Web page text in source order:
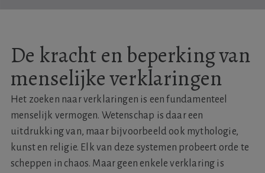
De kracht en beperking van
menselijke verklaringen
Het zoeken naar verklaringen is een fundamenteel
menselijk vermogen. Wetenschap is daar een
uitdrukking van, maar bijvoorbeeld ook mythologie,
kunst en religie. Elk van deze systemen probeert orde te
scheppen in chaos. Maar geen enkele verklaring is